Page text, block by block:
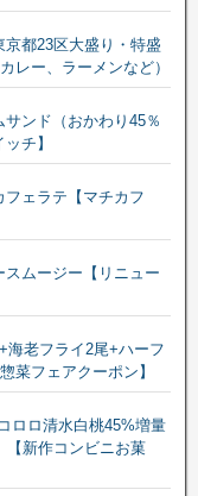
京都23区大盛り・特盛
レー、ラーメンなど）
サンド（おかわり45％
チ】
フェラテ【マチカフ
スムージー【リニュー
海老フライ2尾+ハーフ
菜フェアクーポン】
ロロ清水白桃45%増量
【新作コンビニお菓